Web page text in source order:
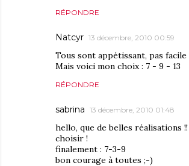
RÉPONDRE
Natcyr 13 décembre, 2010 00:59
Tous sont appétissant, pas
Mais voici mon choix : 7 - 9 - 13
RÉPONDRE
sabrina 13 décembre, 2010 01:48
hello, que de belles réalisations
choisir !
finalement : 7-3-9
bon courage à toutes ;-)